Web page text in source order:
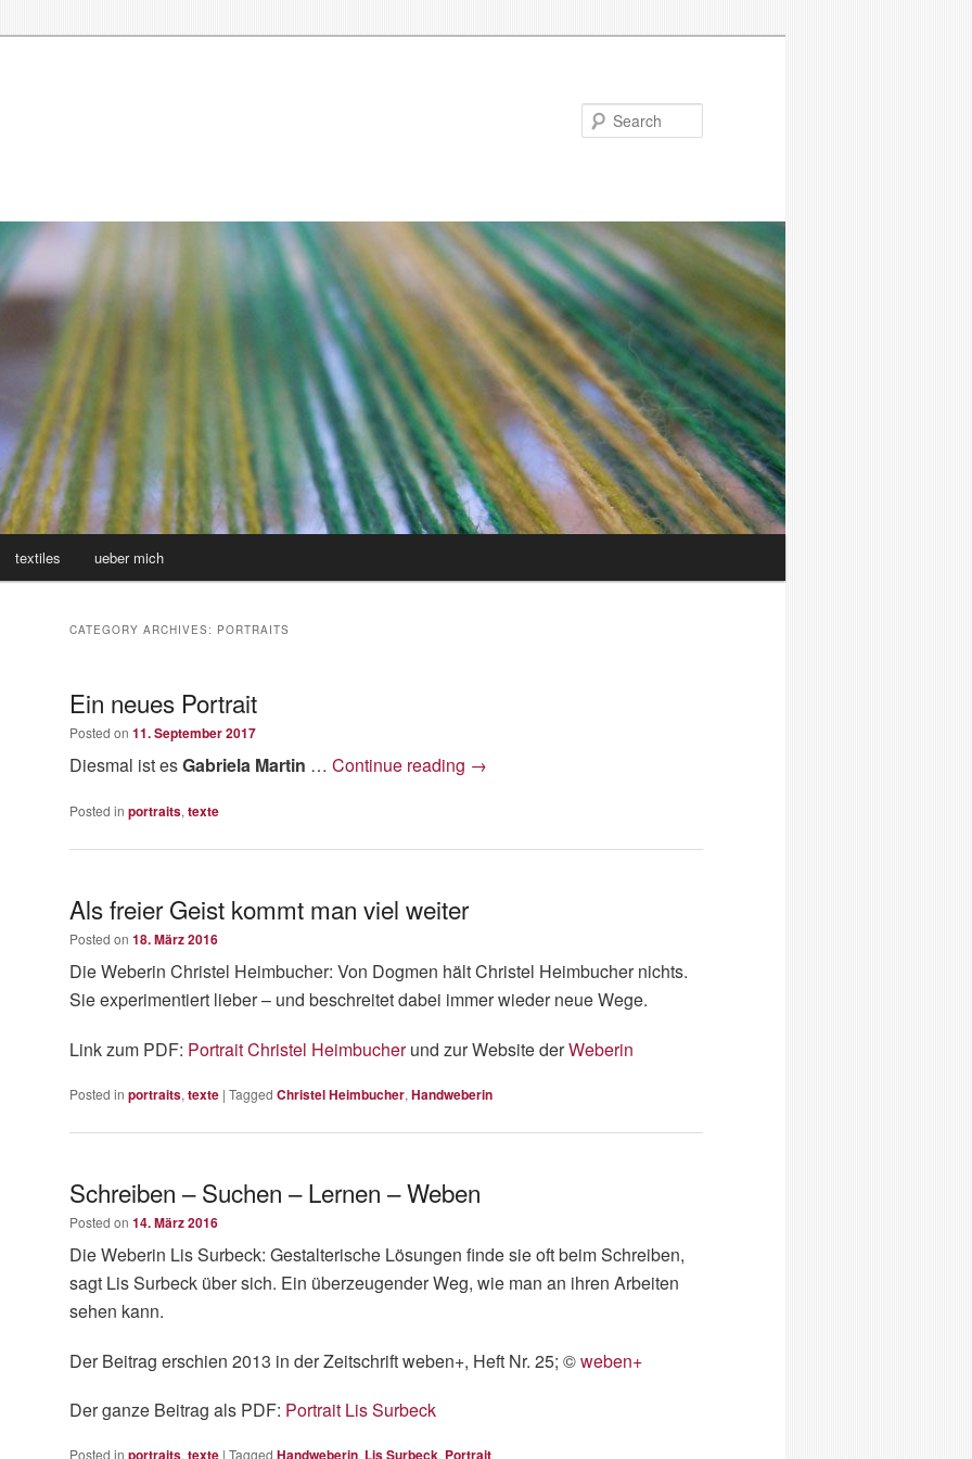
textiles ueber mich
CATEGORY ARCHIVES: PORTRAITS
Ein neues Portrait
Posted on 11. September 2017
Diesmal ist esGabriela Martin … Continue reading →
Posted in portraits, texte
Als freier Geist kommt man viel weiter
Posted on 18. März 2016
Die Weberin Christel Heimbucher: Von Dogmen hält Christel Heimbucher nichts.
Sie experimentiert lieber – und beschreitet dabei immer wieder neue Wege.
Link zum PDF: Portrait Christel Heimbucherund zur Website derWeberin
Posted in portraits, texte | Tagged Christel Heimbucher, Handweberin
Schreiben – Suchen – Lernen – Weben
Posted on 14. März 2016
Die Weberin Lis Surbeck: Gestalterische Lösungen finde sie oft beim Schreiben,
sagt Lis Surbeck über sich. Ein überzeugender Weg, wie man an ihren Arbeiten
sehen kann.
Der Beitrag erschien 2013 in der Zeitschrift weben+, Heft Nr. 25; ©weben+
Der ganze Beitrag als PDF: Portrait Lis Surbeck
Posted in portraits, texte | Tagged Handweberin, Lis Surbeck, Portrait